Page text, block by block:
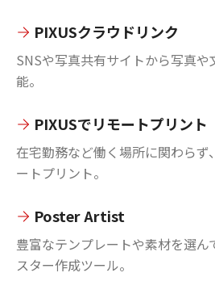
PIXUSクラウドリンク
SNSや写真共有サイトから写真
能。
PIXUSでリモートプリント
在宅勤務など働く場所に関わらず
ートプリント。
Poster Artist
豊富なテンプレートや素材を選ん
スター作成ツール。